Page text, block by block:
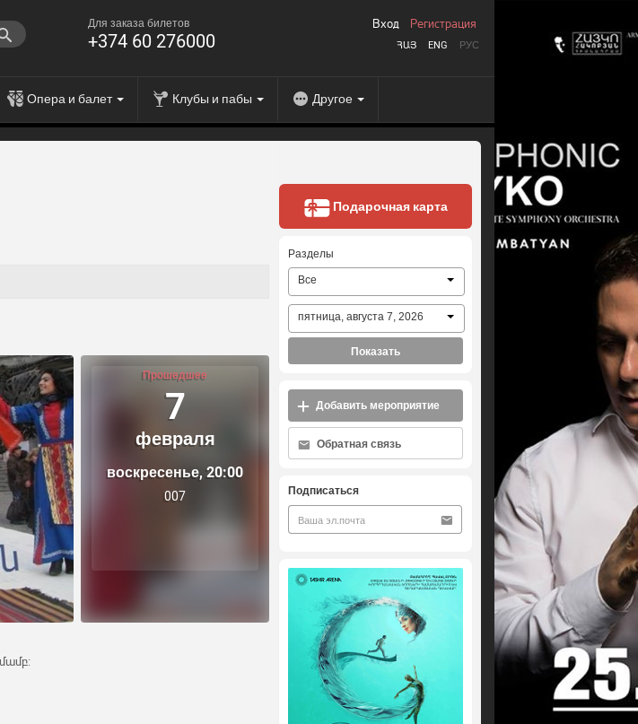
Для заказа билетов
+374 60 276000 ՀԱՅ ENG РУС
Вход Регистрация
Опера и балет Клубы и пабы Другое
Прошедшее
7
февраля
воскресенье, 20:00
007
Подарочная карта
Разделы
Все
пятница, августа 7, 2026
Показать
Добавить мероприятие
Обратная связь
Подписаться